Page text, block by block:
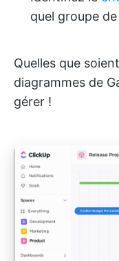
quel groupe
Quelles que
diagrammes de
gérer !